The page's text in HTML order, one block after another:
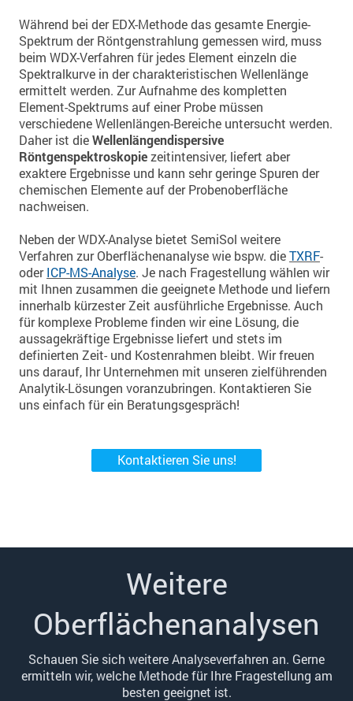
Während bei der EDX-Methode das gesamte Energie-
Spektrum der Röntgenstrahlung gemessen wird, muss
beim WDX-Verfahren für jedes Element einzeln die
Spektralkurve in der charakteristischen Wellenlänge
ermittelt werden. Zur Aufnahme des kompletten
Element-Spektrums auf einer Probe müssen
verschiedene Wellenlängen-Bereiche untersucht werden.
Daher ist die Wellenlängendispersive
Röntgenspektroskopie zeitintensiver, liefert aber
exaktere Ergebnisse und kann sehr geringe Spuren der
chemischen Elemente auf der Probenoberfläche
nachweisen.
Neben der WDX-Analyse bietet SemiSol weitere
Verfahren zur Oberflächenanalyse wie bspw. die TXRF-
oder ICP-MS-Analyse. Je nach Fragestellung wählen wir
mit Ihnen zusammen die geeignete Methode und liefern
innerhalb kürzester Zeit ausführliche Ergebnisse. Auch
für komplexe Probleme finden wir eine Lösung, die
aussagekräftige Ergebnisse liefert und stets im
definierten Zeit- und Kostenrahmen bleibt. Wir freuen
uns darauf, Ihr Unternehmen mit unseren zielführenden
Analytik-Lösungen voranzubringen. Kontaktieren Sie
uns einfach für ein Beratungsgespräch!
Kontaktieren Sie uns!
Weitere
Oberflächenanalysen
Schauen Sie sich weitere Analyseverfahren an. Gerne
ermitteln wir, welche Methode für Ihre Fragestellung am
besten geeignet ist.